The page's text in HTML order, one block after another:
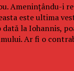
Amenințându-i
este ultima
dată la Iohannis,
Ar fi o